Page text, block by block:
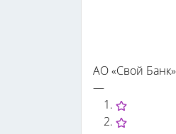
АО «Свой Банк»
—